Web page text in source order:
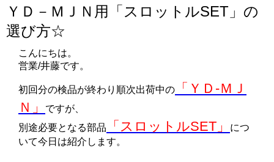
ＹＤ－ＭＪＮ用「スロットルSET」の
選び方☆
こんにちは。
営業/井藤です。
初回分の検品が終わり順次出荷中の
「ＹＤ-ＭＪ
Ｎ」
ですが、
別途必要となる部品
「スロットルSET」
につ
いて今日は紹介します。